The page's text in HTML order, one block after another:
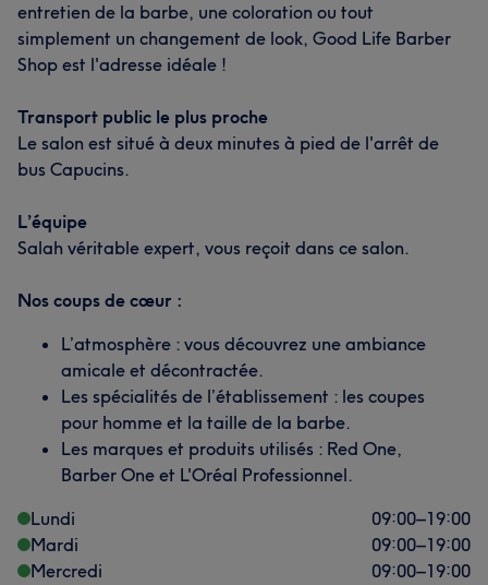
entretien de la barbe, une coloration ou tout
simplement un changement de look, Good Life Barber
Shop est l'adresse idéale !
Transport public le plus proche
Le salon est situé à deux minutes à pied de l'arrêt de
bus Capucins.
L’équipe
Salah véritable expert, vous reçoit dans ce salon.
Nos coups de cœur :
L’atmosphère : vous découvrez une ambiance
amicale et décontractée.
Les spécialités de l’établissement : les coupes
pour homme et la taille de la barbe.
Les marques et produits utilisés : Red One,
Barber One et L'Oréal Professionnel.
Lundi
09:00–19:00
Mardi
09:00–19:00
Mercredi
09:00–19:00